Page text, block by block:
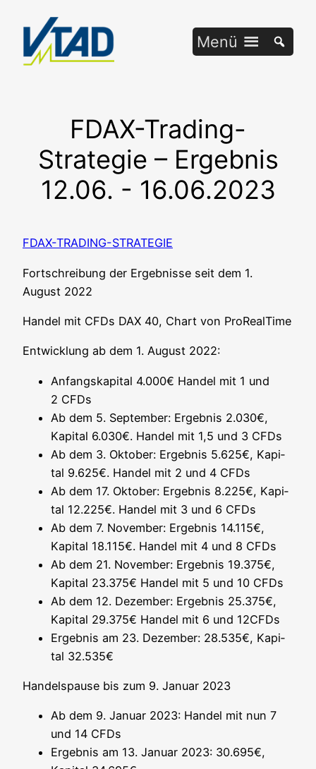
springen
Menü
FDAX-Trading-
Strategie – Ergebnis
12.06. - 16.06.2023
FDAX-TRADING-STRATEGIE
Fort­schrei­bung der Ergeb­nis­se seit dem 1.
August 2022
Han­del mit CFDs DAX 40, Chart von ProRealTime
Ent­wick­lung ab dem 1. August 2022:
Anfangs­ka­pi­tal 4.000€ Han­del mit 1 und
2 CFDs
Ab dem 5. Sep­tem­ber: Ergeb­nis 2.030€,
Kapi­tal 6.030€. Han­del mit 1,5 und 3 CFDs
Ab dem 3. Okto­ber: Ergeb­nis 5.625€, Kapi­
tal 9.625€. Han­del mit 2 und 4 CFDs
Ab dem 17. Okto­ber: Ergeb­nis 8.225€, Kapi­
tal 12.225€. Han­del mit 3 und 6 CFDs
Ab dem 7. Novem­ber: Ergeb­nis 14.115€,
Kapi­tal 18.115€. Han­del mit 4 und 8 CFDs
Ab dem 21. Novem­ber: Ergeb­nis 19.375€,
Kapi­tal 23.375€ Han­del mit 5 und 10 CFDs
Ab dem 12. Dezem­ber: Ergeb­nis 25.375€,
Kapi­tal 29.375€ Han­del mit 6 und 12CFDs
Ergeb­nis am 23. Dezem­ber: 28.535€, Kapi­
tal 32.535€
Han­dels­pau­se bis zum 9. Janu­ar 2023
Ab dem 9. Janu­ar 2023: Han­del mit nun 7
und 14 CFDs
Ergeb­nis am 13. Janu­ar 2023: 30.695€,